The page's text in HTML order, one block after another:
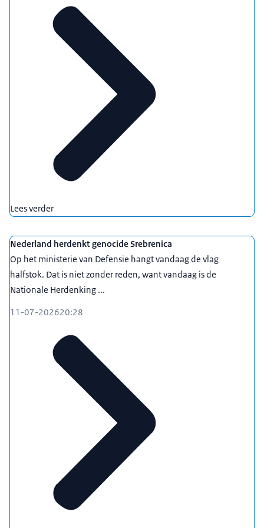
Lees verder
Nederland herdenkt genocide Srebrenica
Op het ministerie van Defensie hangt vandaag de vlag
halfstok. Dat is niet zonder reden, want vandaag is de
Nationale Herdenking ...
11-07-202620:28